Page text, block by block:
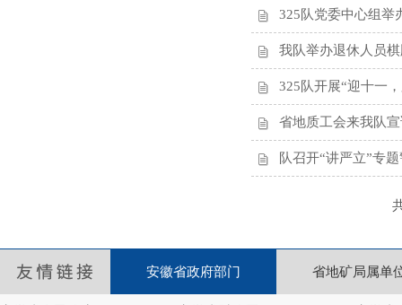
325队党委中心组举
我队举办退休人员
325队开展“迎十一
省地质工会来我队
队召开“讲严立”专
安徽省政府部门 省地矿局属单